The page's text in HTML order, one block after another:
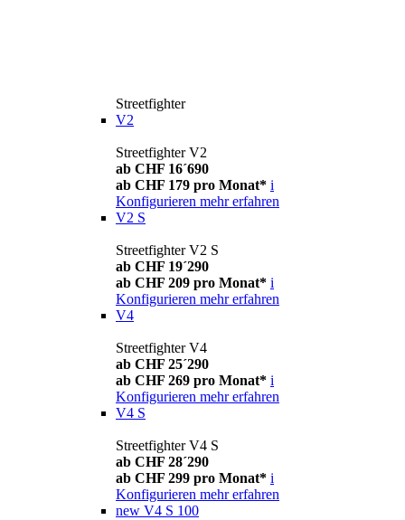
Streetfighter
V2
Streetfighter V2
ab CHF 16´690
ab CHF 179 pro Monat* i
Konfigurieren mehr erfahren
V2 S
Streetfighter V2 S
ab CHF 19´290
ab CHF 209 pro Monat* i
Konfigurieren mehr erfahren
V4
Streetfighter V4
ab CHF 25´290
ab CHF 269 pro Monat* i
Konfigurieren mehr erfahren
V4 S
Streetfighter V4 S
ab CHF 28´290
ab CHF 299 pro Monat* i
Konfigurieren mehr erfahren
new V4 S 100